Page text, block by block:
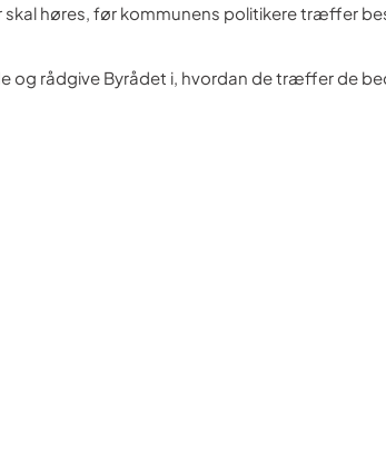
høres, før kommunens politikere træffer
og rådgive Byrådet i, hvordan de træffer de